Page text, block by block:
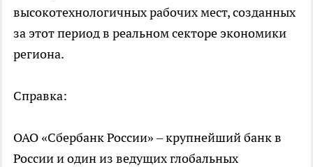
высокотехнологичных рабочих мест, созданных
за этот период в реальном секторе экономики
региона.
Справка:
ОАО «Сбербанк России» – крупнейший банк в
России и один из ведущих глобальных